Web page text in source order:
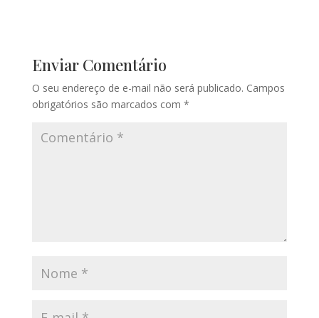
Enviar Comentário
O seu endereço de e-mail não será publicado. Campos
obrigatórios são marcados com *